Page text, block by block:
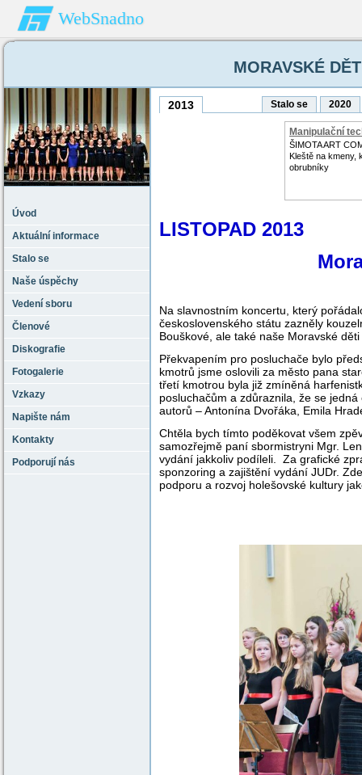
WebSnadno
MORAVSKÉ
Úvod
Aktuální informace
Stalo se
Naše úspěchy
Vedení sboru
Členové
Diskografie
Fotogalerie
Vzkazy
Napište nám
Kontakty
Podporují nás
2013 2020
Stalo se
Manipulační
ŠIMOTA ART
Kleště na kmeny,
obrubníky
LISTOPAD 2013
Na slavnostním koncertu, který
československého státu zazněly
Bouškové, ale také naše Moravské
Překvapením pro posluchače bylo
kmotrů jsme oslovili za město pana
třetí kmotrou byla již zmíněná
posluchačům a zdůraznila, že se
autorů – Antonína Dvořáka, Emila
Chtěla bych tímto poděkovat všem
samozřejmě paní sbormistryni Mgr.
vydání jakkoliv podíleli. Za grafické
sponzoring a zajištění vydání JUDr.
podporu a rozvoj holešovské kultury